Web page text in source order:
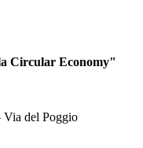
Circular Economy"
del Poggio